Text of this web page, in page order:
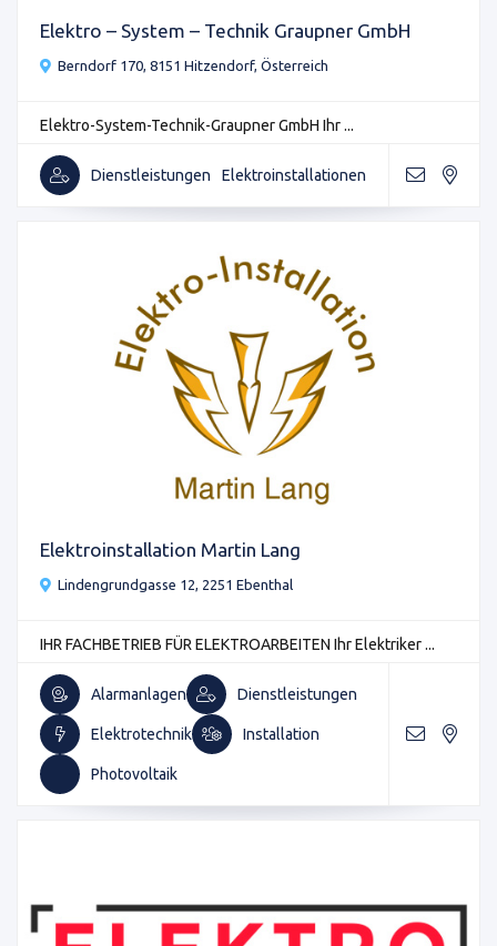
Elektro – System – Technik Graupner GmbH
Berndorf 170, 8151 Hitzendorf, Österreich
Elektro-System-Technik-Graupner GmbH Ihr ...
Dienstleistungen Elektroinstallationen
Elektroinstallation Martin Lang
Lindengrundgasse 12, 2251 Ebenthal
IHR FACHBETRIEB FÜR ELEKTROARBEITEN Ihr Elektriker ...
Alarmanlagen Dienstleistungen
Elektrotechnik Installation
Photovoltaik